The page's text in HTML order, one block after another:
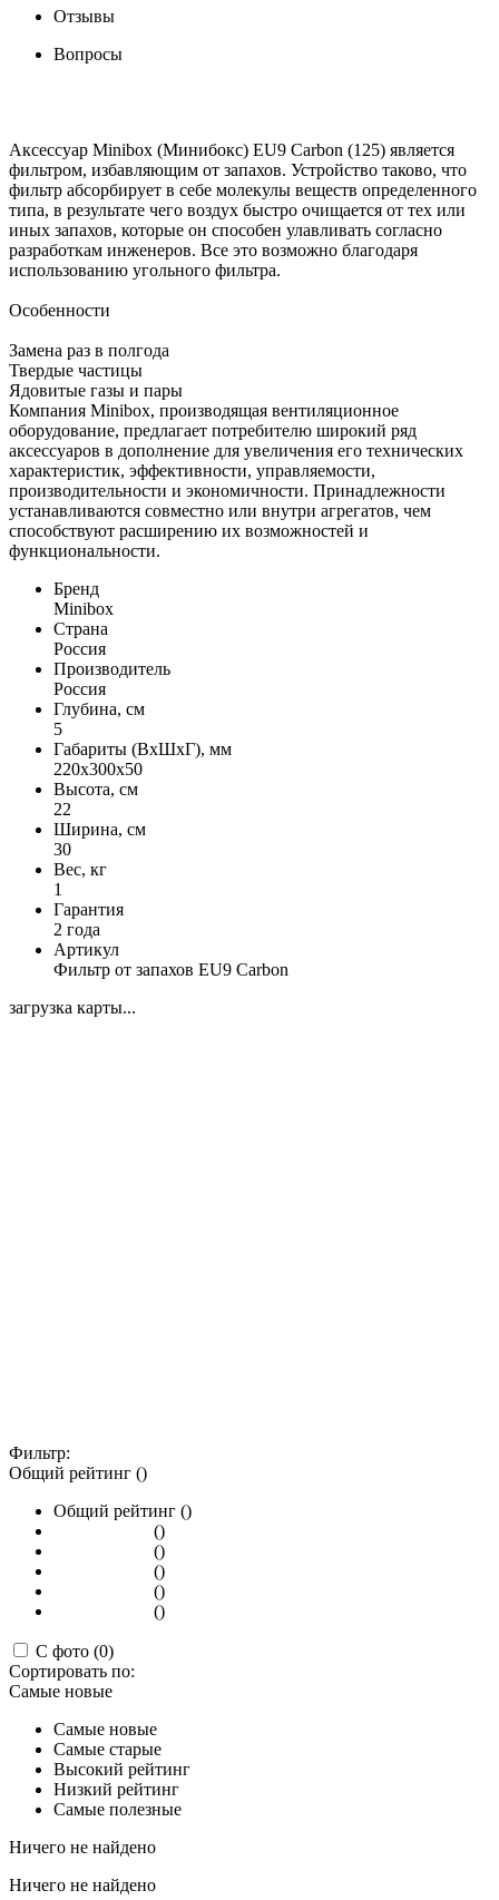
Отзывы
Вопросы
Аксессуар Minibox (Минибокс) EU9 Carbon (125) является
фильтром, избавляющим от запахов. Устройство таково, что
фильтр абсорбирует в себе молекулы веществ определенного
типа, в результате чего воздух быстро очищается от тех или
иных запахов, которые он способен улавливать согласно
разработкам инженеров. Все это возможно благодаря
использованию угольного фильтра.
Особенности
Замена раз в полгода
Твердые частицы
Ядовитые газы и пары
Компания Minibox, производящая вентиляционное
оборудование, предлагает потребителю широкий ряд
аксессуаров в дополнение для увеличения его технических
характеристик, эффективности, управляемости,
производительности и экономичности. Принадлежности
устанавливаются совместно или внутри агрегатов, чем
способствуют расширению их возможностей и
функциональности.
Бренд
Minibox
Страна
Россия
Производитель
Россия
Глубина, см
5
Габариты (ВхШхГ), мм
220x300x50
Высота, см
22
Ширина, см
30
Вес, кг
1
Гарантия
2 года
Артикул
Фильтр от запахов EU9 Carbon
загрузка карты...
Фильтр:
Общий рейтинг ()
Общий рейтинг ()
()
()
()
()
()
С фото (0)
Сортировать по:
Самые новые
Самые новые
Самые старые
Высокий рейтинг
Низкий рейтинг
Самые полезные
Ничего не найдено
Ничего не найдено